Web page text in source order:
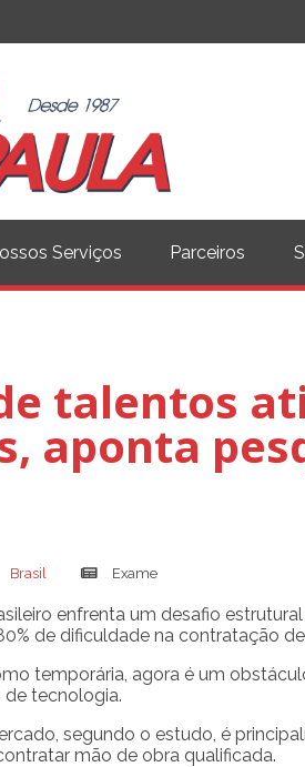
Serviços Parceiros
talentos
aponta
Brasil Exame
enfrenta um desafio
de dificuldade na contratação
temporária, agora é um
de tecnologia.
segundo o estudo, é
mão de obra qualificada.